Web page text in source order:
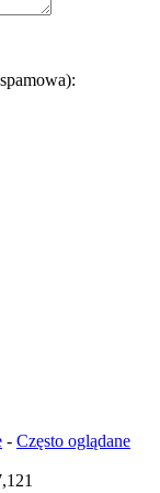
- Często oglądane